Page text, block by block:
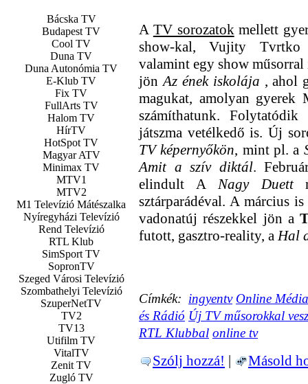
Bácska TV
Budapest TV
Cool TV
Duna TV
Duna Autonómia TV
E-Klub TV
Fix TV
FullArts TV
Halom TV
HírTV
HotSpot TV
Magyar ATV
Minimax TV
MTV1
MTV2
M1 Televízió Mátészalka
Nyíregyházi Televízió
Rend Televízió
RTL Klub
SimSport TV
SopronTV
Szeged Városi Televízió
Szombathelyi Televízió
SzuperNetTV
TV2
TV13
Utifilm TV
VitalTV
Zenit TV
Zugló TV
A TV sorozatokmellett
show-kal, Vujity Tvrtko
valamint egy show
jönAz ének iskolája , ahol
magukat, amolyan gyerek
számíthatunk.
játszma vetélkedő is. Új
TV képernyőkön, mint pl. a
Amit a szív diktál.
elindult A Nagy Duett
sztárparádéval. A március
vadonatúj részekkel jön a
futott, gasztro-reality, aHal
Címkék: ingyentv Online
és Rádió Új TV műsorokkal
RTL Klubbal online tv
Szólj hozzá! | Másold